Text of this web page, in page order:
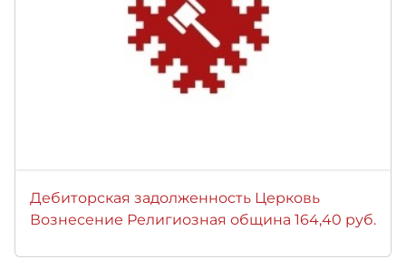
Дебиторская задолженность Церковь
Вознесение Религиозная община 164,40 руб.